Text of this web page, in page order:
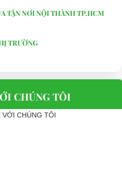
TẬN NƠI NỘI THÀNH TP.HCM
TRƯỜNG
CHÚNG TÔI